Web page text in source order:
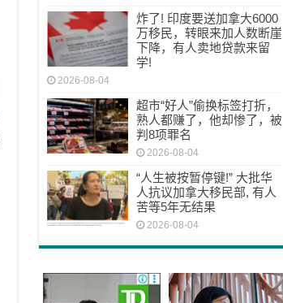
炸了! 印度要送加拿大6000
万移民，转眼来加人数断崖
下降，有人卖地贷款来留
学!
2026-08-04
超市“好人”偷换标签打折，
熟人都赚了，他却惨了，被
判8项罪名
2026-08-04
“人生被按暂停键!” 大批华
人抗议加拿大移民部, 有人
苦等5年无结果
2026-08-04